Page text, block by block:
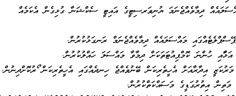
ދިމާވެއްޖެނަމަ ޔުނިވަރސިޓީގެ އައިޓީ ސެކްޝަނާ ގުޅިގެން އެކަމެއް
މައްސަލައެއް ދިމާވެއްޖެނަމް ރަނގަޅުކުރުން.
ހުންނަ ކޮމްޕިއުޓަތަކަށް ދިމާވާ މައްސަލަ ހައްލުކުރުން.
މަރުކަޒީ އިދާރާއަށް އެހީތެރިކަން ބޭނުވެއްޖެ ހިނދެއްގައި އެހީތެރިކަން ފޯރުކޮށްދިނުން.
މަތިން އިތުރުގަޑީގެ މަސައްކަތްކުރުން.